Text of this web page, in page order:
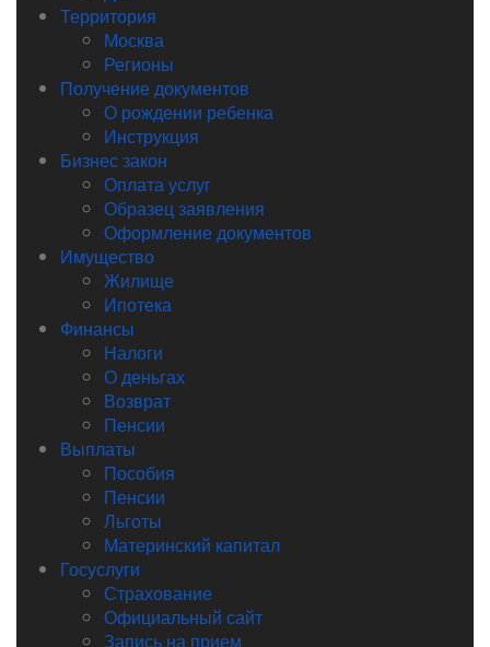
Территория
Москва
Регионы
Получение документов
О рождении ребенка
Инструкция
Бизнес закон
Оплата услуг
Образец заявления
Оформление документов
Имущество
Жилище
Ипотека
Финансы
Налоги
О деньгах
Возврат
Пенсии
Выплаты
Пособия
Пенсии
Льготы
Материнский капитал
Госуслуги
Страхование
Официальный сайт
Запись на прием